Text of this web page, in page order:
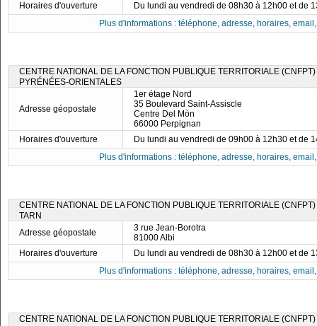
Horaires d'ouverture
Du lundi au vendredi de 08h30 à 12h00 et de
Plus d'informations : téléphone, adresse, horaires,
CENTRE NATIONAL DE LA FONCTION PUBLIQUE TERRITORIALE
PYRÉNÉES-ORIENTALES
Adresse géopostale
1er étage Nord
35 Boulevard Saint-Assiscle
Centre Del Mòn
66000 Perpignan
Horaires d'ouverture
Du lundi au vendredi de 09h00 à 12h30 et de
Plus d'informations : téléphone, adresse, horaires,
CENTRE NATIONAL DE LA FONCTION PUBLIQUE TERRITORIALE
TARN
Adresse géopostale
3 rue Jean-Borotra
81000 Albi
Horaires d'ouverture
Du lundi au vendredi de 08h30 à 12h00 et de
Plus d'informations : téléphone, adresse, horaires,
CENTRE NATIONAL DE LA FONCTION PUBLIQUE TERRITORIALE